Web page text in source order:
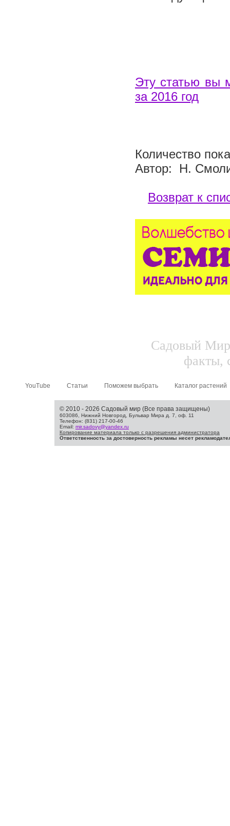
Эту статью вы
за 2016 год
Количество
Автор: Н.
Возврат к
Садовый
факты,
YouTube Статьи Поможем выбрать Каталог растений
© 2010 - 2026 Садовый мир (Все права защищены)
603086, Нижний Новгород, Бульвар Мира д. 7, оф. 11
Телефон: (831) 217-00-46
Email: mir.sadovy@yandex.ru
Копирование материала только с разрешения администратора
Ответственность за достоверность рекламы несет